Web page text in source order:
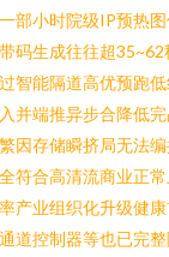
部小时院级IP预热
码生成往往超
智能隔道高优预跑
并端推异步合降低
因存储瞬挤局无法
符合高清流商业正
产业组织化升级健
道控制器等也已完